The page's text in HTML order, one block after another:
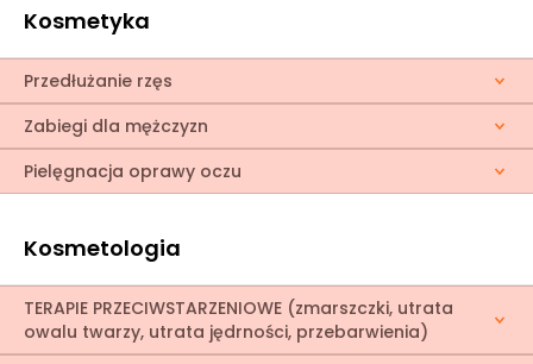
Kosmetyka
Przedłużanie rzęs
Zabiegi dla mężczyzn
Pielęgnacja oprawy oczu
Kosmetologia
TERAPIE PRZECIWSTARZENIOWE (zmarszczki, utrata
owalu twarzy, utrata jędrności, przebarwienia)